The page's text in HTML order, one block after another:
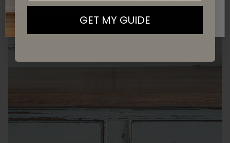
GET MY GUIDE